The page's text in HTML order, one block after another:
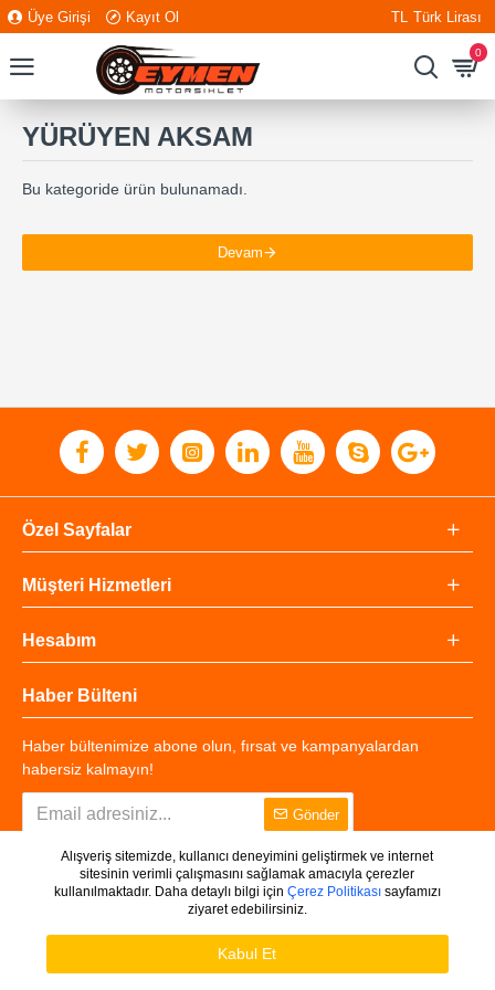
Üye Girişi Kayıt Ol TL Türk Lirası
0
YÜRÜYEN AKSAM
Bu kategoride ürün bulunamadı.
Devam
Özel Sayfalar
Müşteri Hizmetleri
Hesabım
Haber Bülteni
Haber bültenimize abone olun, fırsat ve kampanyalardan
habersiz kalmayın!
Gönder
Copyright © 2025 - Tüm Hakları Saklıdır.
Alışveriş sitemizde, kullanıcı deneyimini geliştirmek ve internet
sitesinin verimli çalışmasını sağlamak amacıyla çerezler
kullanılmaktadır. Daha detaylı bilgi için Çerez Politikasısayfamızı
ziyaret edebilirsiniz.
Kabul Et
Ürünleri Filtrele